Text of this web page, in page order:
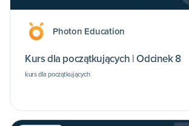
Photon Education
Kurs dla początkujących | Odcinek 8
kurs dla początkujących